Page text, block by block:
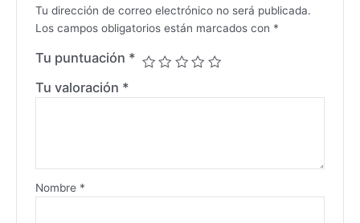
Tu dirección de correo electrónico no será publicada.
Los campos obligatorios están marcados con *
Tu puntuación *
Tu valoración *
Nombre *